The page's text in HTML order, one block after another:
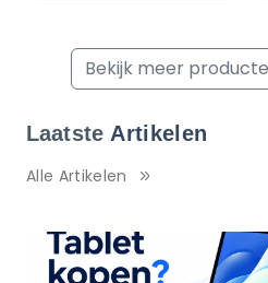
Bekijk meer
Laatste Artikelen
Alle Artikelen